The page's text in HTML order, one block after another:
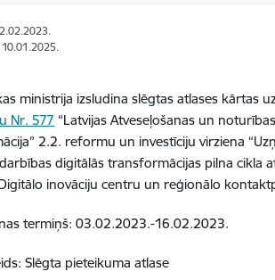
ministrija izsludina slēgtas atlases kārtas
Nr. 577 “Latvijas Atveseļošanas un
2.2. reformu un investīciju virziena
digitālās transformācijas pilna cikla
inovāciju centru un reģionālo
termiņš: 03.02.2023.-16.02.2023.
Slēgta pieteikuma atlase